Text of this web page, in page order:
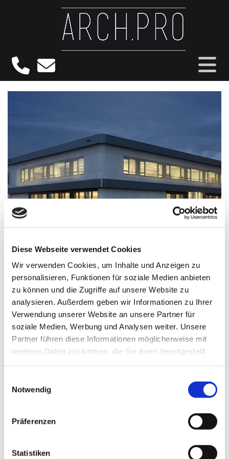
Diese Webseite verwendet Cookies
Wir verwenden Cookies, um Inhalte und Anzeigen zu
personalisieren, Funktionen für soziale Medien anbieten
zu können und die Zugriffe auf unsere Website zu
analysieren. Außerdem geben wir Informationen zu Ihrer
Verwendung unserer Website an unsere Partner für
soziale Medien, Werbung und Analysen weiter. Unsere
Partner führen diese Informationen möglicherweise mit
weiteren Daten zusammen, die Sie ihnen bereitgestellt
Notwendig
Präferenzen
Statistiken
29.10.2024
Schulungszentrum Firma Hilti
Kaufering
Sonnenschutz mit Energieeinsparung ohne
Lichtverlust.
In Kaufering befindet sich das Schulungszentrum der
Firma Hilti. Dieses Schulungszentrum wurde mit
einemRinggeflecht 12.0 Edelstahl Geflecht in
Neben dem optischen Highlight führt das Material
Durch die Sonnenlichtreflexion wird ein Großteil der
Energie von den Fenstern abgehalten, sodass die
dahinterliegenden Raffstore kaum gebraucht werden,